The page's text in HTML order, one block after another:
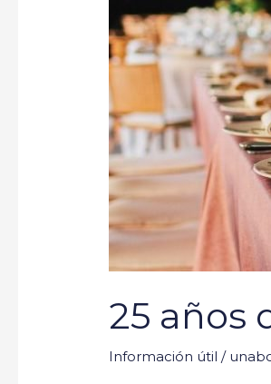
25 años
Información útil /
de
amor